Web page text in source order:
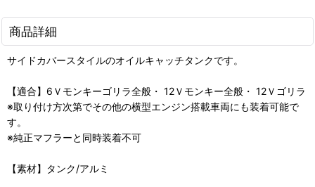
商品詳細
サイドカバースタイルのオイルキャッチタンクです。
【適合】6Ｖモンキーゴリラ全般・ 12Ｖモンキー全般・ 12Ｖゴリラ
※取り付け方次第でその他の横型エンジン搭載車両にも装着可能で
す。
※純正マフラーと同時装着不可
【素材】タンク/アルミ